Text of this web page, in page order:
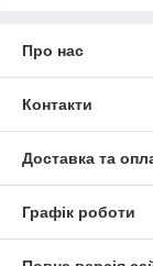
Про нас
Контакти
Доставка та
Графік роботи